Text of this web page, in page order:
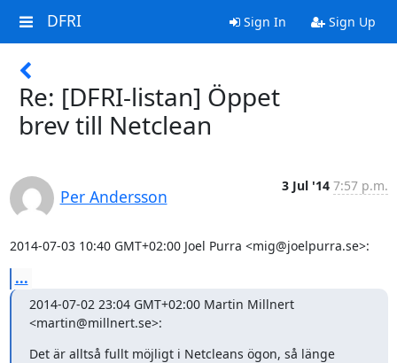
DFRI Sign In Sign Up
Re: [DFRI-listan] Öppet
brev till Netclean
Per Andersson
3 Jul '14 7:57 p.m.
2014-07-03 10:40 GMT+02:00 Joel Purra <mig@joelpurra.se>:
...
2014-07-02 23:04 GMT+02:00 Martin Millnert
<martin@millnert.se>:
Det är alltså fullt möjligt i Netcleans ögon, så länge